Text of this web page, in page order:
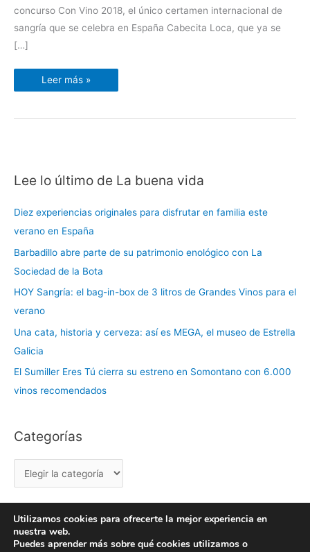
concurso Con Vino 2018, el único certamen internacional de
sangría que se celebra en España Cabecita Loca, que ya se
[…]
LAS
MÁS
Leer más »
Lee lo último de La buena vida
Diez experiencias originales para disfrutar en familia este
verano en España
Barbadillo abre parte de su patrimonio enológico con La
Sociedad de la Bota
HOY Sangría: el bag-in-box de 3 litros de Grandes Vinos para el
verano
Una cata, historia y cerveza: así es MEGA, el museo de Estrella
Galicia
El Sumiller Eres Tú cierra su estreno en Somontano con 6.000
vinos recomendados
Categorías
C
t
e
g
o
r
í
a
s
Copyright © 2026 labuenavidaenzaragoza.com
Sitio web protegido porMantenimiento web Zaragoza
Utilizamos cookies para ofrecerte la mejor experiencia en
nuestra web.
Puedes aprender más sobre qué cookies utilizamos o